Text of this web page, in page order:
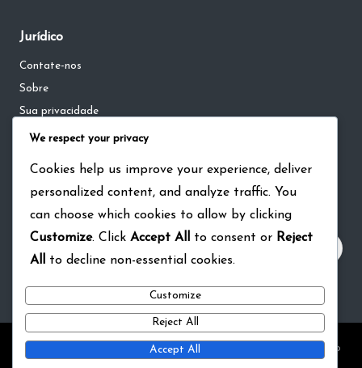
Jurídico
Contate-nos
Sobre
Sua privacidade
Termos e condições
Pesquisar
Copyright 2026 — tecnoartenews.com. All rights reserved.
Bloglo
We respect your privacy
Cookies help us improve your experience, deliver
personalized content, and analyze traffic. You
can choose which cookies to allow by clicking
Customize. Click Accept All to consent or Reject
All
to decline non-essential cookies.
Customize
Reject All
Accept All